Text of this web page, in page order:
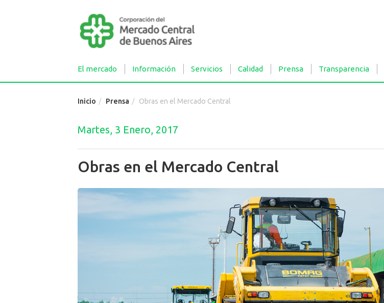
El mercado Información Servicios Calidad Prensa Transparencia
Inicio Prensa Obras en el Mercado Central
Martes, 3 Enero, 2017
Obras en el Mercado Central